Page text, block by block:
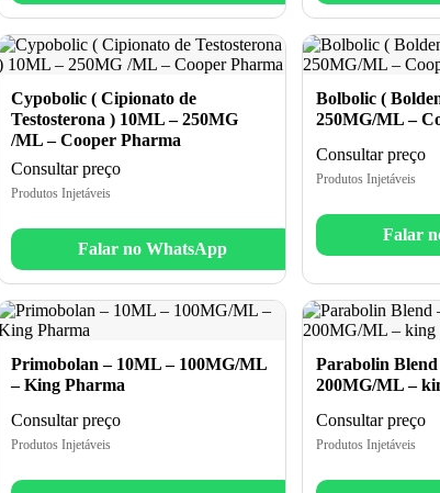
Cypobolic ( Cipionato de
Testosterona ) 10ML – 250MG
/ML – Cooper Pharma
Consultar preço
Produtos Injetáveis
Falar no WhatsApp
Bolbolic (
250MG/ML –
Consultar preço
Produtos Injetáveis
Falar
Primobolan – 10ML – 100MG/ML
– King Pharma
Consultar preço
Produtos Injetáveis
Parabolin
200MG/ML –
Consultar preço
Produtos Injetáveis